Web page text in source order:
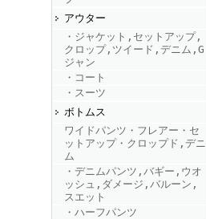
FINEBOYS2025年9月号
FINEBOYS2025年8月号
アウター
・ジャケット,セットアップ,
クロップ,ツイード,デニム,G
ジャン
・コート
・スーツ
ボトムス
ワイドパンツ・フレアー・セ
ットアップ・クロップド,デニ
ム
・デニムパンツ,バギー,ウオ
ッシュ,ダメージ,バルーン,
スエット
・ハーフパンツ